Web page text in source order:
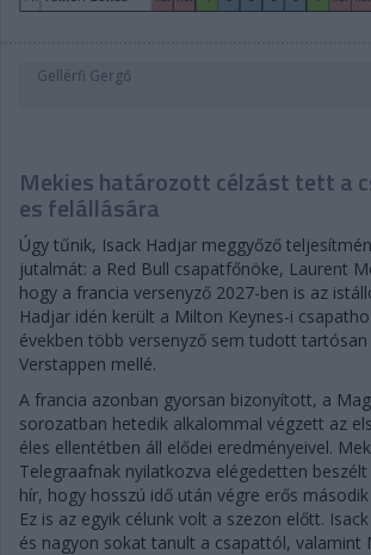
Gellérfi Gergő
Mekies határozott célzást tett a
es felállására
Úgy tűnik, Isack Hadjar meggyőző
jutalmát: a Red Bull csapatfőnöke, Laurent
hogy a francia versenyző 2027-ben is az
Hadjar idén került a Milton Keynes-i
években több versenyző sem tudott
Verstappen mellé.
A francia azonban gyorsan bizonyított, a
sorozatban hetedik alkalommal végzett az
éles ellentétben áll elődei eredményeivel.
Telegraafnak nyilatkozva elégedetten beszélt
hír, hogy hosszú idő után végre erős
Ez is az egyik célunk volt a szezon előtt.
és nagyon sokat tanult a csapattól, valamint